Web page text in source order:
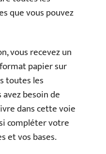
que vous pouvez
vous recevez un
papier sur
toutes les
besoin de
dans cette voie
compléter votre
et vos bases.